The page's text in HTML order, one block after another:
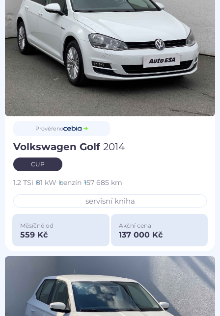
Prověřeno
Volkswagen Golf2014
CUP
1.2 TSi 81 kW benzín 157 685 km
servisní kniha
Měsíčně od
559 Kč
Akční cena
137 000 Kč